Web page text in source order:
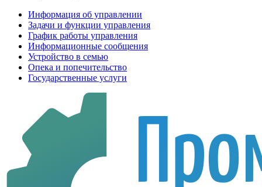
Информация об управлении
Задачи и функции управления
График работы управления
Информационные сообщения
Устройство в семью
Опека и попечительство
Государственные услуги